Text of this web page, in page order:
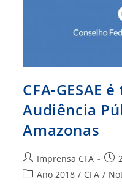
CFA-GESAE
Audiência
Amazonas
Autor
do
Imprensa CFA
Post
Categoria
Ano 2018 / CFA /